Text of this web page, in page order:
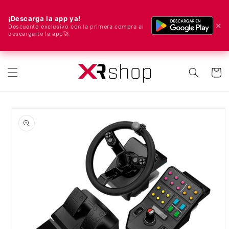
¡Descarga la app ya!
Descuento exclusivo con la primera compra al
descargarte la app🚀
✕
🌍 ¡Enviamos a todo el mundo! 🚀📦
Carrito
a la información del producto